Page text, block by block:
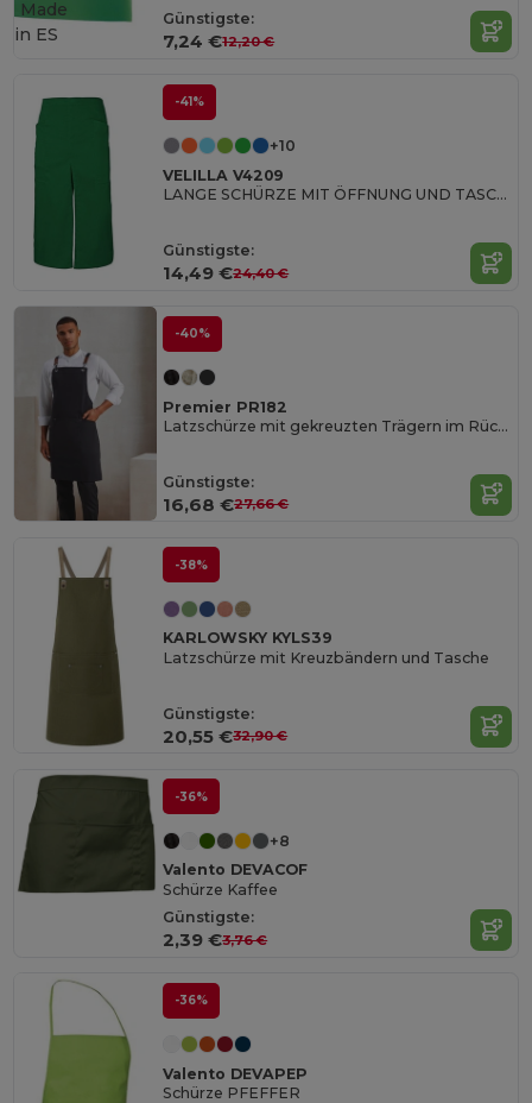
Günstigste:
7,24 €12,20 €
Made
in ES
-41%
+10
VELILLA V4209
LANGE SCHÜRZE MIT ÖFFNUNG UND TASCHEN
Günstigste:
14,49 €24,40 €
-40%
Premier PR182
Latzschürze mit gekreuzten Trägern im Rücken CLIP 'N' CLASP
Günstigste:
16,68 €27,66 €
-38%
KARLOWSKY KYLS39
Latzschürze mit Kreuzbändern und Tasche
Günstigste:
20,55 €32,90 €
-36%
+8
Valento DEVACOF
Schürze Kaffee
Günstigste:
2,39 €3,76 €
-36%
Valento DEVAPEP
Schürze PFEFFER